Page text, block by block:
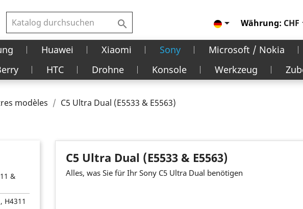
  Währung: CHF
Huawei Xiaomi Sony
Microsoft / Nokia
HTC Drohne Konsole Werkzeug
modèles C5 Ultra Dual (E5533 & E5563)
&
H4311
C5 Ultra Dual (E5533 & E5563)
Alles, was Sie für Ihr Sony C5 Ultra Dual benötigen